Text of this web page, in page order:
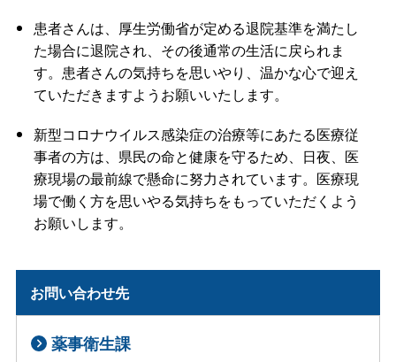
患者さんは、厚生労働省が定める退院基準を満たし
た場合に退院され、その後通常の生活に戻られま
す。患者さんの気持ちを思いやり、温かな心で迎え
ていただきますようお願いいたします。
新型コロナウイルス感染症の治療等にあたる医療従
事者の方は、県民の命と健康を守るため、日夜、医
療現場の最前線で懸命に努力されています。医療現
場で働く方を思いやる気持ちをもっていただくよう
お願いします。
お問い合わせ先
薬事衛生課